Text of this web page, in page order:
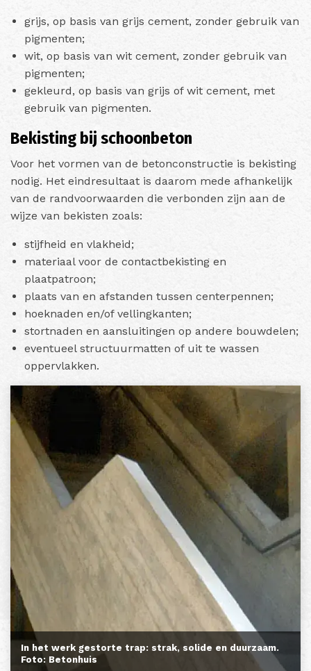
grijs, op basis van grijs cement, zonder gebruik van
pigmenten;
wit, op basis van wit cement, zonder gebruik van
pigmenten;
gekleurd, op basis van grijs of wit cement, met
gebruik van pigmenten.
Bekisting bij schoonbeton
Voor het vormen van de betonconstructie is bekisting
nodig. Het eindresultaat is daarom mede afhankelijk
van de randvoorwaarden die verbonden zijn aan de
wijze van bekisten zoals:
stijfheid en vlakheid;
materiaal voor de contactbekisting en
plaatpatroon;
plaats van en afstanden tussen centerpennen;
hoeknaden en/of vellingkanten;
stortnaden en aansluitingen op andere bouwdelen;
eventueel structuurmatten of uit te wassen
oppervlakken.
In het werk gestorte trap: strak, solide en duurzaam.
Foto: Betonhuis